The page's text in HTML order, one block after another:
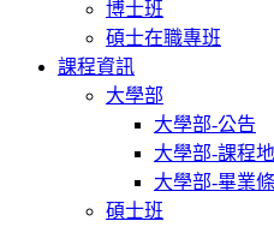
博士班
碩士在職專班
課程資訊
大學部
大學部-公告
大學部-課程
大學部-畢業
碩士班